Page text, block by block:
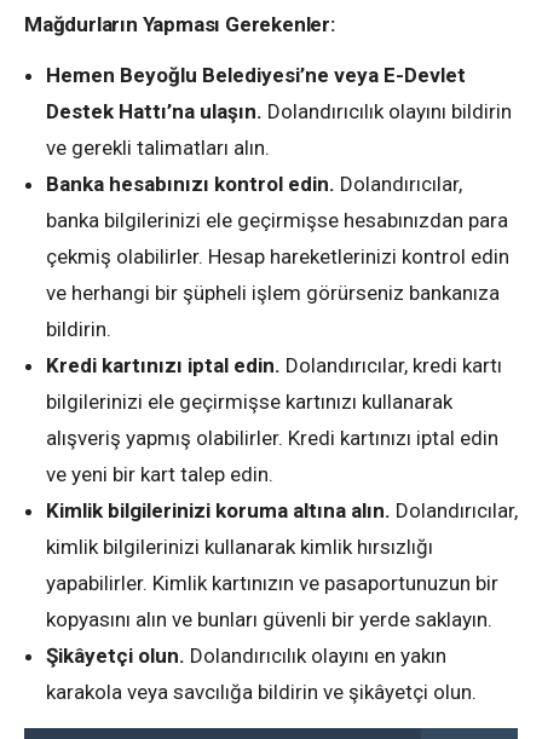
Mağdurların Yapması Gerekenler:
Hemen Beyoğlu Belediyesi’ne veya E-Devlet
Destek Hattı’na ulaşın. Dolandırıcılık olayını bildirin
ve gerekli talimatları alın.
Banka hesabınızı kontrol edin. Dolandırıcılar,
banka bilgilerinizi ele geçirmişse hesabınızdan para
çekmiş olabilirler. Hesap hareketlerinizi kontrol edin
ve herhangi bir şüpheli işlem görürseniz bankanıza
bildirin.
Kredi kartınızı iptal edin. Dolandırıcılar, kredi kartı
bilgilerinizi ele geçirmişse kartınızı kullanarak
alışveriş yapmış olabilirler. Kredi kartınızı iptal edin
ve yeni bir kart talep edin.
Kimlik bilgilerinizi koruma altına alın. Dolandırıcılar,
kimlik bilgilerinizi kullanarak kimlik hırsızlığı
yapabilirler. Kimlik kartınızın ve pasaportunuzun bir
kopyasını alın ve bunları güvenli bir yerde saklayın.
Şikâyetçi olun. Dolandırıcılık olayını en yakın
karakola veya savcılığa bildirin ve şikâyetçi olun.